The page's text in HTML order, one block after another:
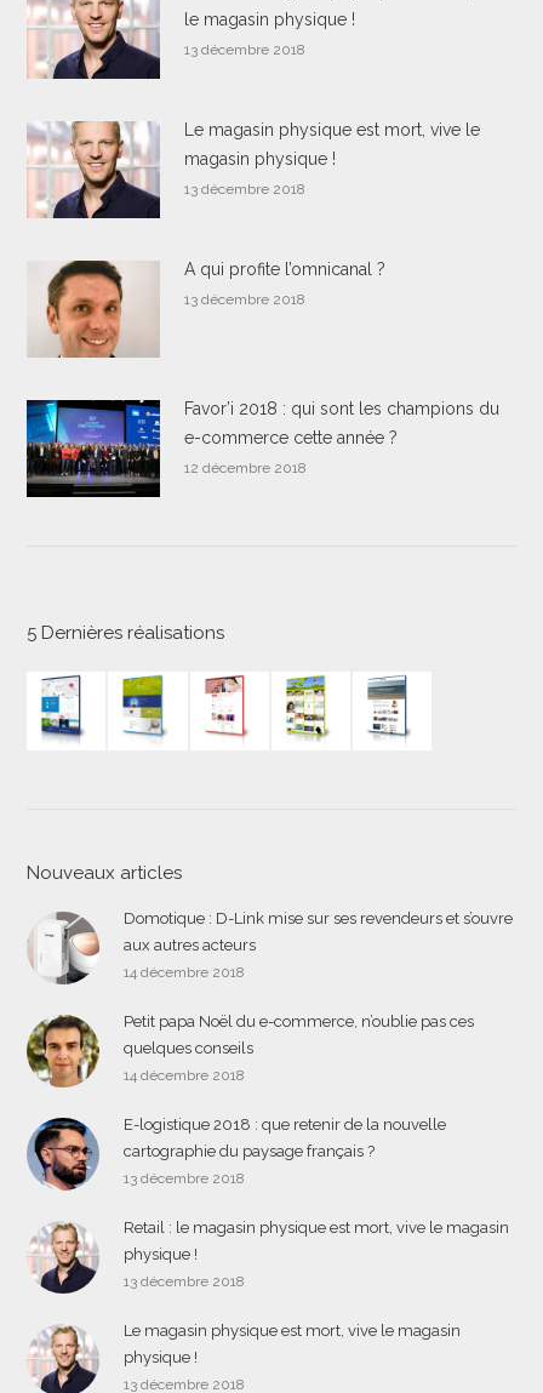
le magasin physique !
13 décembre 2018
Le magasin physique est mort, vive le
magasin physique !
13 décembre 2018
A qui profite l’omnicanal ?
13 décembre 2018
Favor’i 2018 : qui sont les champions du
e-commerce cette année ?
12 décembre 2018
5 Dernières réalisations
Nouveaux articles
Domotique : D-Link mise sur ses revendeurs et s’ouvre
aux autres acteurs
14 décembre 2018
Petit papa Noël du e-commerce, n’oublie pas ces
quelques conseils
14 décembre 2018
E-logistique 2018 : que retenir de la nouvelle
cartographie du paysage français ?
13 décembre 2018
Retail : le magasin physique est mort, vive le magasin
physique !
13 décembre 2018
Le magasin physique est mort, vive le magasin
physique !
13 décembre 2018